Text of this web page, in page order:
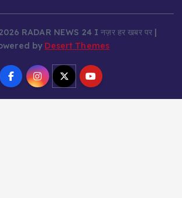
RADAR NEWS 24 I नज़र हर खबर पर |
by Desert Themes